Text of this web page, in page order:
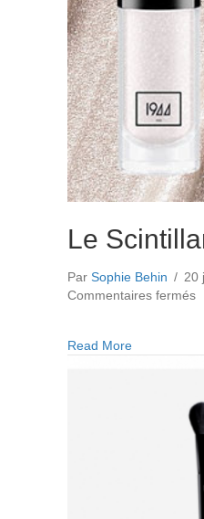
Le
Par Sophie Behin / 20
Commentaires fermés
Read Moreabout Le